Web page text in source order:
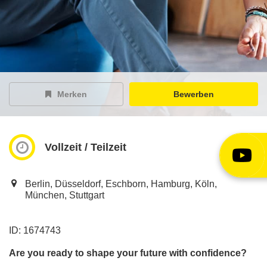
EY Careers Spotlight
der Karriere-Podcast
EY Joblight
Merken Bewerben
Vollzeit / Teilzeit
Berlin, Düsseldorf, Eschborn, Hamburg, Köln,
München, Stuttgart
ID: 1674743
Are you ready to shape your future with confidence?